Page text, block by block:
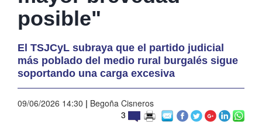
posible"
El TSJCyL subraya que el partido judicial
más poblado del medio rural burgalés sigue
soportando una carga excesiva
09/06/2026 14:30 | Begoña Cisneros
3